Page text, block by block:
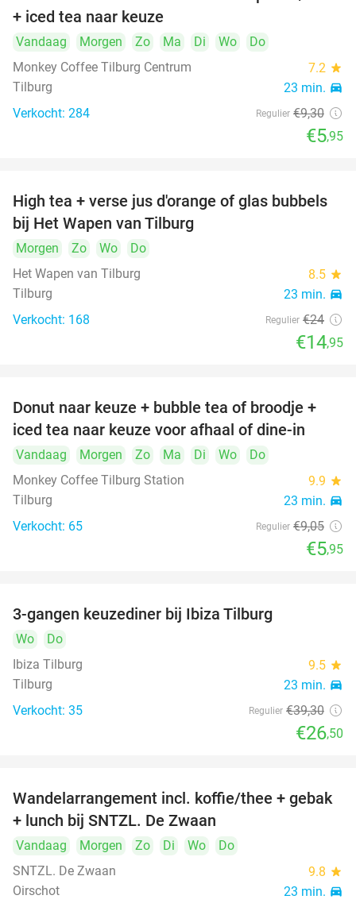
+ iced tea naar keuze
Vandaag Morgen Zo Ma Di Wo
Do
Monkey Coffee Tilburg Centrum
7.2 star
Tilburg 23 min. directions_car
Verkocht: 284 Regulier €9,30
€5,95
38%
High tea + verse jus d'orange of glas bubbels
bij Het Wapen van Tilburg
Morgen Zo Wo
Do
Het Wapen van Tilburg
8.5 star
Tilburg 23 min. directions_car
Verkocht: 168 Regulier €24
€14,95
34%
Donut naar keuze + bubble tea of broodje +
iced tea naar keuze voor afhaal of dine-in
Vandaag Morgen Zo Ma Di Wo
Do
Monkey Coffee Tilburg Station
9.9 star
Tilburg 23 min. directions_car
Verkocht: 65 Regulier €9,05
€5,95
3-gangen keuzediner bij Ibiza Tilburg
Wo
Do
Ibiza Tilburg
9.5 star
Tilburg 23 min. directions_car
Verkocht: 35 Regulier €39,30
€26,50
35%
Wandelarrangement incl. koffie/thee + gebak
+ lunch bij SNTZL. De Zwaan
Vandaag Morgen Zo Di Wo
Do
SNTZL. De Zwaan
9.8 star
Oirschot 23 min. directions_car